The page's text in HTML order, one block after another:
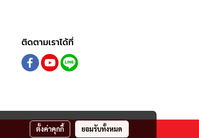
ติดตามเราได้ที่
ตั้งค่าคุกกี้ ยอมรับทั้งหมด